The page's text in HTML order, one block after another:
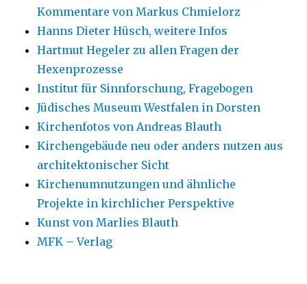
Kommentare von Markus Chmielorz
Hanns Dieter Hüsch, weitere Infos
Hartmut Hegeler zu allen Fragen der
Hexenprozesse
Institut für Sinnforschung, Fragebogen
Jüdisches Museum Westfalen in Dorsten
Kirchenfotos von Andreas Blauth
Kirchengebäude neu oder anders nutzen aus
architektonischer Sicht
Kirchenumnutzungen und ähnliche
Projekte in kirchlicher Perspektive
Kunst von Marlies Blauth
MFK – Verlag